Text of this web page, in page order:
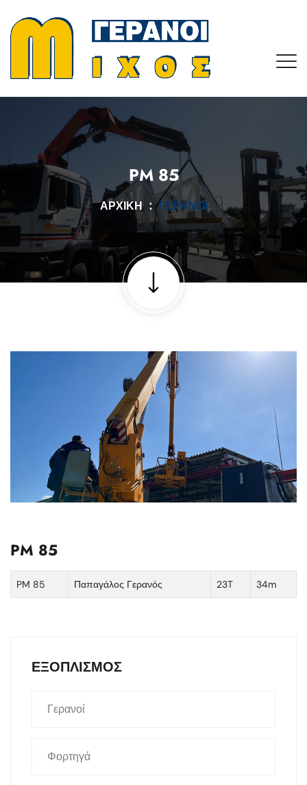
PM 85
ΑΡΧΙΚΉ ΓΕΡΑΝΟΊ
PM 85
PM 85 Παπαγάλος Γερανός 23T 34m
ΕΞΟΠΛΙΣΜΌΣ
Γερανοί
Φορτηγά